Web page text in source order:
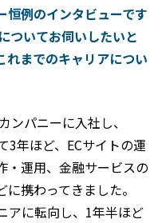
恒例のインタビューです
ついてお伺いしたいと
れまでのキャリアについ
ンパニーに入社し、
3年ほど、ECサイトの運
・運用、金融サービスの
携わってきました。
アに転向し、1年半ほど